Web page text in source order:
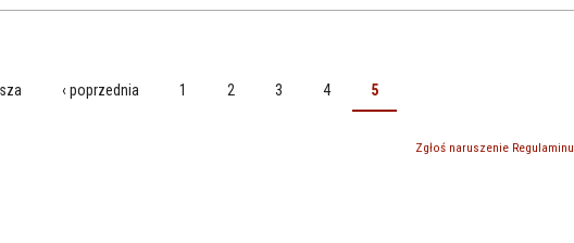
‹ poprzednia 1 2 3 4 5
Zgłoś naruszenie Regulaminu